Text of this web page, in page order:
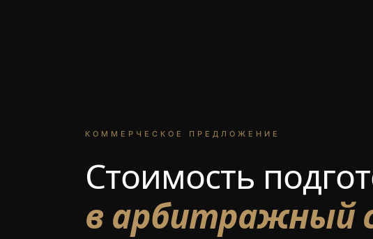
КОММЕРЧЕСКОЕ ПРЕДЛОЖЕНИЕ
Стоимость
в арбитражный